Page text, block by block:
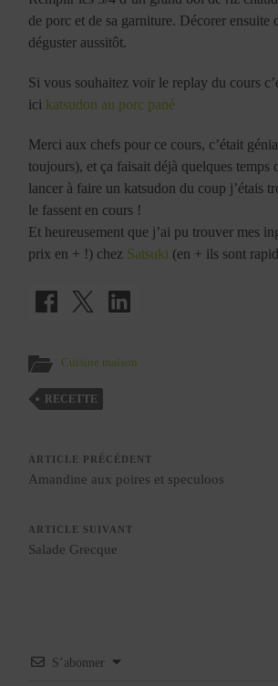
de porc et de sa garniture. Décorer ensuite
déguster aussitôt.
Si vous souhaitez voir le replay du cours
ici katsudon au porc pané
Merci aux chefs pour ce cours, c’était
toujours), et ça faisait déjà quelques temps
lancer à faire un katsudon du coup j’étais
le fassent en cours !
Et heureusement que j’ai pu trouver mes
prix en + !) chez Satsuki (en + ils sont
Cuisine maison
RECETTE
ARTICLE PRÉCÉDENT
Amandine aux poires et speculoos
ARTICLE SUIVANT
Salade Grecque
S’abonner